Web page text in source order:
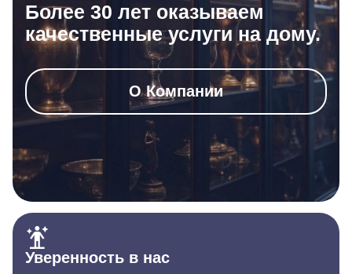
Более 30 лет оказываем
качественные услуги на дому.
О Компании
Уверенность в нас